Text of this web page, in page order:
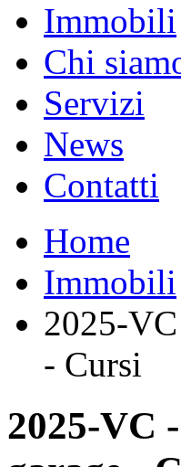
Immobili
Chi
Servizi
News
Contatti
Home
Immobili
2025-
- Cursi
2025-VC